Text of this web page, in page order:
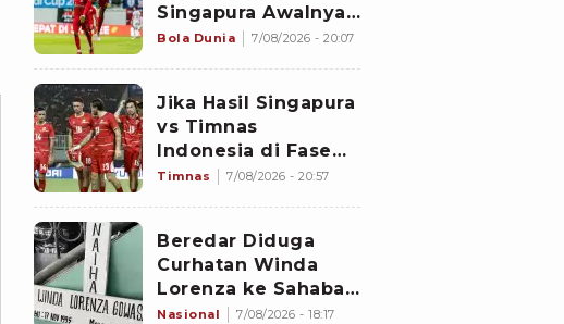
Singapura Awalnya
Bukan di Stadion
Bola Dunia 7/08/2026 - 20:07
Jika Hasil Singapura
vs Timnas
Indonesia di Fase
Grup Piala AFF 2026
Timnas 7/08/2026 - 20:57
Beredar Diduga
Curhatan Winda
Lorenza ke Sahabat,
Temukan Fakta
Nasional 7/08/2026 - 18:17